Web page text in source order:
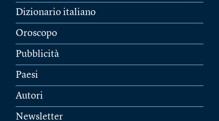
Dizionario italiano
Oroscopo
Pubblicità
Paesi
Autori
Newsletter